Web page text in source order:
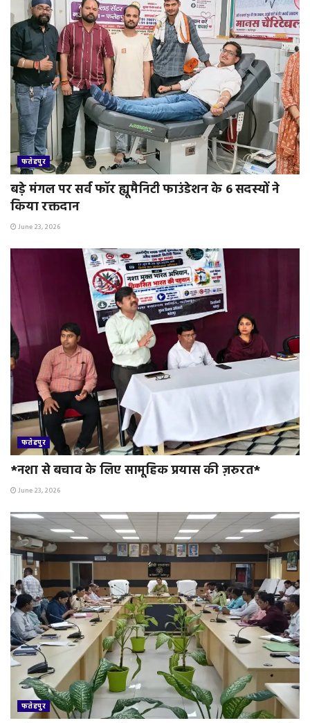
फतेहपुर
बड़े मंगल पर सर्व फॉर ह्यूमैनिटी फाउंडेशन के 6 सदस्यों ने
किया रक्तदान
June 23, 2026
फतेहपुर
*नशा से बचाव के लिए सामूहिक प्रयास की ज़रुरत*
June 23, 2026
फतेहपुर